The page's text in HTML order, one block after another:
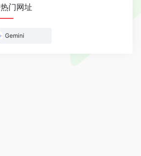
热门网址
Gemini